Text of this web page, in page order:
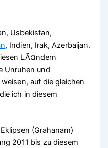
Usbekistan,
, Indien, Irak, Azerbaijan.
LÃ¤ndern
Unruhen und
auf die gleichen
ich in diesem
(Grahanam)
2011 bis zu diesem